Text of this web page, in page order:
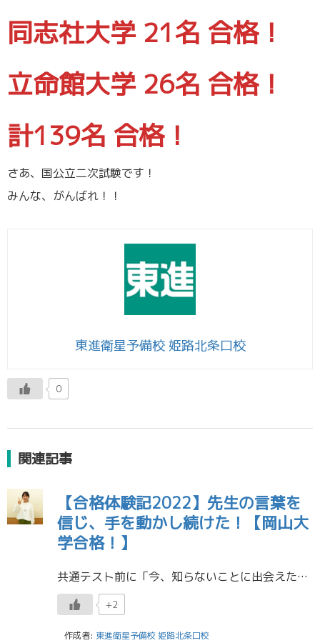
同志社大学 21名 合格！
立命館大学 26名 合格！
計139名 合格！
さあ、国公立二次試験です！
みんな、がんばれ！！
東進衛星予備校 姫路北条口校
0
関連記事
【合格体験記2022】先生の言葉を
信じ、手を動かし続けた！【岡山大
学合格！】
共通テスト前に「今、知らないことに出会えたことに感謝。本番じゃなくてよかったと思え。学べば学ぶほど合格に近づける。」という先生の言葉を信じ、手を動かし続けました。 東進衛星予備校 姫路北条口校
+2
作成者: 東進衛星予備校 姫路北条口校